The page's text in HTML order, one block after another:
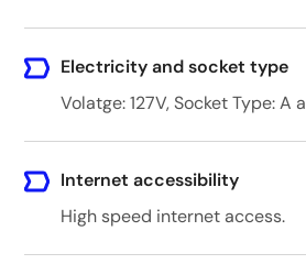
Electricity and socket type
Volatge: 127V, Socket Type: A
Internet accessibility
High speed internet access.